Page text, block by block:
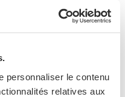
personnaliser le contenu
relatives aux
de manière